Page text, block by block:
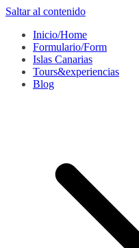
Saltar al contenido
Inicio/Home
Formulario/Form
Islas Canarias
Tours&experiencias
Blog